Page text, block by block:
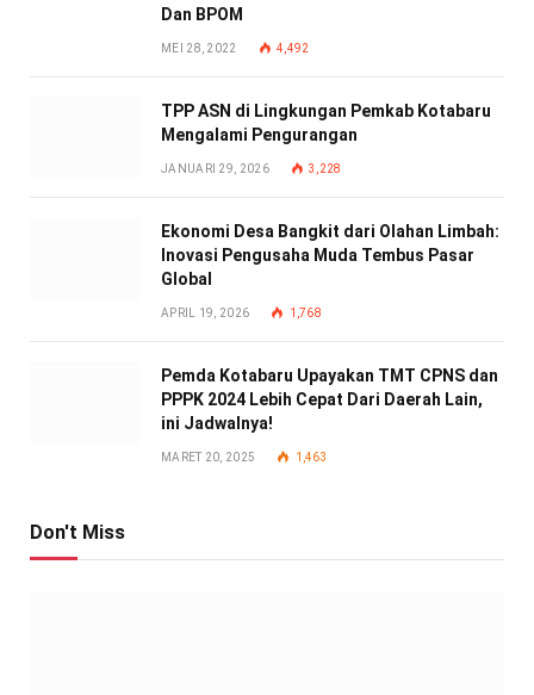
Dan BPOM
MEI 28, 2022 4,492
TPP ASN di Lingkungan Pemkab Kotabaru
Mengalami Pengurangan
JANUARI 29, 2026 3,228
Ekonomi Desa Bangkit dari Olahan Limbah:
Inovasi Pengusaha Muda Tembus Pasar
Global
APRIL 19, 2026 1,768
Pemda Kotabaru Upayakan TMT CPNS dan
PPPK 2024 Lebih Cepat Dari Daerah Lain,
ini Jadwalnya!
MARET 20, 2025 1,463
Don't Miss